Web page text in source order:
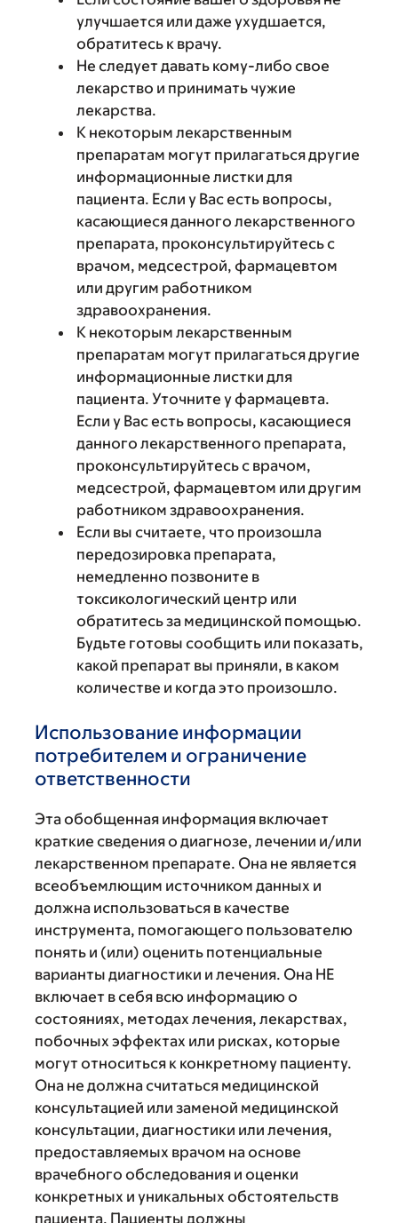
улучшается или даже ухудшается,
обратитесь к врачу.
Не следует давать кому-либо свое
лекарство и принимать чужие
лекарства.
К некоторым лекарственным
препаратам могут прилагаться другие
информационные листки для
пациента. Если у Вас есть вопросы,
касающиеся данного лекарственного
препарата, проконсультируйтесь с
врачом, медсестрой, фармацевтом
или другим работником
здравоохранения.
К некоторым лекарственным
препаратам могут прилагаться другие
информационные листки для
пациента. Уточните у фармацевта.
Если у Вас есть вопросы, касающиеся
данного лекарственного препарата,
проконсультируйтесь с врачом,
медсестрой, фармацевтом или другим
работником здравоохранения.
Если вы считаете, что произошла
передозировка препарата,
немедленно позвоните в
токсикологический центр или
обратитесь за медицинской помощью.
Будьте готовы сообщить или показать,
какой препарат вы приняли, в каком
количестве и когда это произошло.
Использование информации
потребителем и ограничение
ответственности
Эта обобщенная информация включает
краткие сведения о диагнозе, лечении и/или
лекарственном препарате. Она не является
всеобъемлющим источником данных и
должна использоваться в качестве
инструмента, помогающего пользователю
понять и (или) оценить потенциальные
варианты диагностики и лечения. Она НЕ
включает в себя всю информацию о
состояниях, методах лечения, лекарствах,
побочных эффектах или рисках, которые
могут относиться к конкретному пациенту.
Она не должна считаться медицинской
консультацией или заменой медицинской
консультации, диагностики или лечения,
предоставляемых врачом на основе
врачебного обследования и оценки
конкретных и уникальных обстоятельств
пациента. Пациенты должны